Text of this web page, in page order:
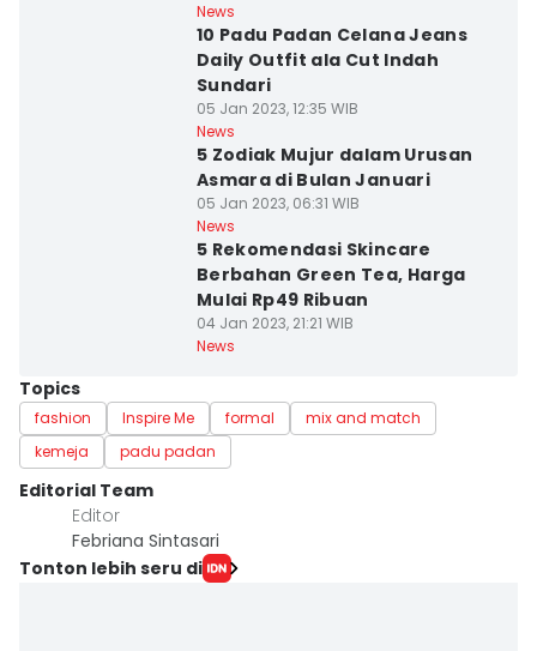
News
10 Padu Padan Celana Jeans
Daily Outfit ala Cut Indah
Sundari
05 Jan 2023, 12:35 WIB
News
5 Zodiak Mujur dalam Urusan
Asmara di Bulan Januari
05 Jan 2023, 06:31 WIB
News
5 Rekomendasi Skincare
Berbahan Green Tea, Harga
Mulai Rp49 Ribuan
04 Jan 2023, 21:21 WIB
News
Topics
fashion Inspire Me formal
mix and match
kemeja
padu padan
Editorial Team
Editor
Febriana Sintasari
Tonton lebih seru di